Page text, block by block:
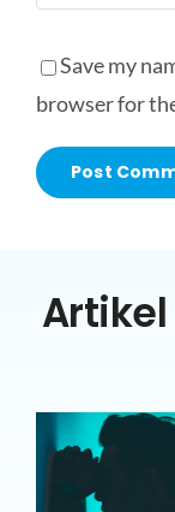
Save my
browser for